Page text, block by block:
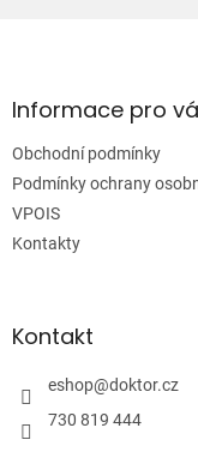
aInformace pro
Obchodní podmínky
Podmínky ochrany
VPOIS
Kontakty
Kontakt
eshop@doktor.cz
730 819 444